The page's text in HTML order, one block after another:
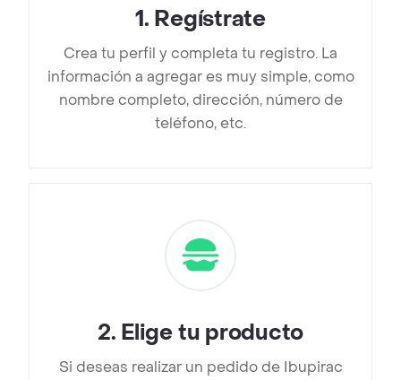
1. Regístrate
Crea tu perfil y completa tu registro. La
información a agregar es muy simple, como
nombre completo, dirección, número de
teléfono, etc.
2. Elige tu producto
Si deseas realizar un pedido de Ibupirac